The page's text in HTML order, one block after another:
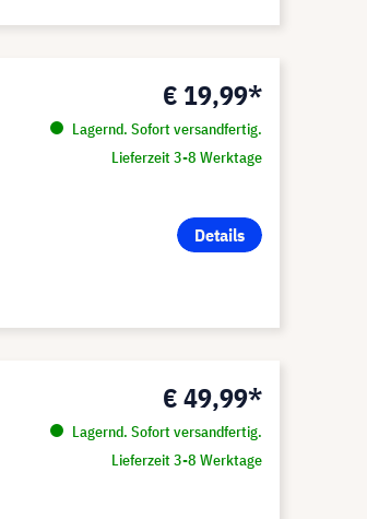
€ 19,99*
Lagernd. Sofort versandfertig.
Lieferzeit 3-8 Werktage
Details
€ 49,99*
Lagernd. Sofort versandfertig.
Lieferzeit 3-8 Werktage